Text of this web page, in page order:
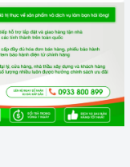
nước hoặc thức ăn
tiếng bíp và tự động
và giữ chobếpsạch
nhiệt độ quá cao hơn
và cảnh báo cho